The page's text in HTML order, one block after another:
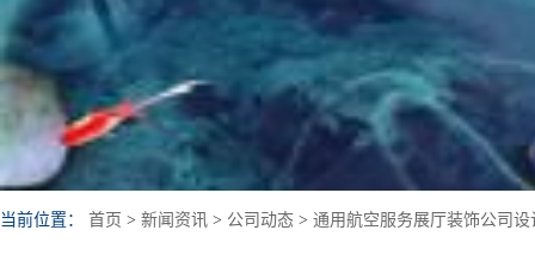
当前位置： 首页 > 新闻资讯 > 公司动态 > 通用航空服务展厅装饰公司设